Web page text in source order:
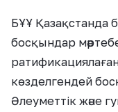
БҰҰ Қазақстанда
босқындар
көзделгендей
Әлеуметтік және